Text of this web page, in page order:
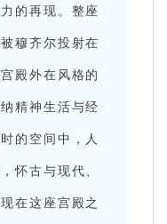
的再现。整座
穆齐尔投射在
殿外在风格的
精神生活与经
的空间中，人
怀古与现代、
在这座宫殿之